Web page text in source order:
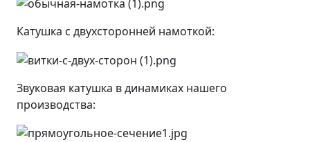
Катушка с двухсторонней намоткой:
Звуковая катушка в динамиках нашего
производства: